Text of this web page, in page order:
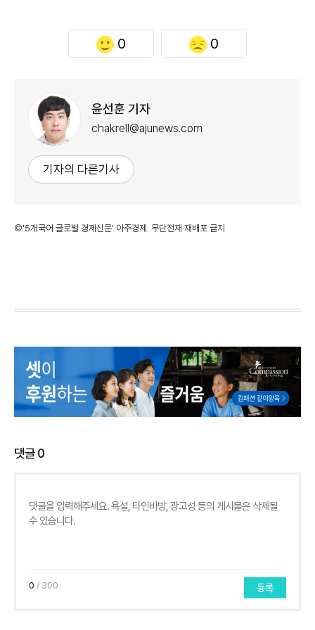
0 0
윤선훈 기자
chakrell@ajunews.com
기자의 다른기사
©'5개국어 글로벌 경제신문' 아주경제. 무단전재·재배포 금지
댓글0
0 / 300 등록